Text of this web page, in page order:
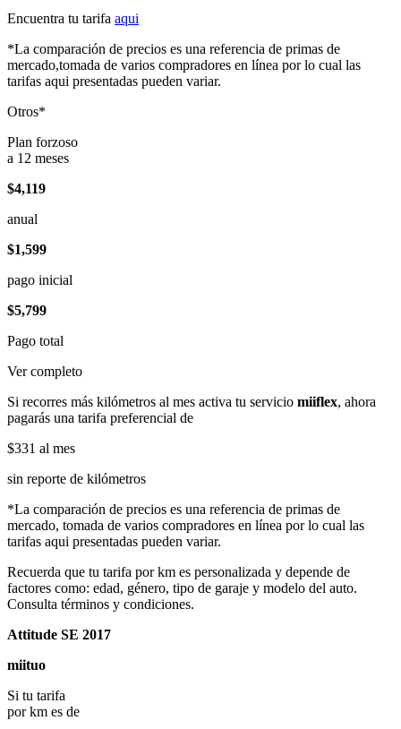
Encuentra tu tarifa aqui
*La comparación de precios es una referencia de primas de
mercado,tomada de varios compradores en línea por lo cual las
tarifas aqui presentadas pueden variar.
Otros*
Plan forzoso
a 12 meses
$4,119
anual
$1,599
pago inicial
$5,799
Pago total
Ver completo
Si recorres más kilómetros al mes activa tu servicio miiflex, ahora
pagarás una tarifa preferencial de
$331 al mes
sin reporte de kilómetros
*La comparación de precios es una referencia de primas de
mercado, tomada de varios compradores en línea por lo cual las
tarifas aqui presentadas pueden variar.
Recuerda que tu tarifa por km es personalizada y depende de
factores como: edad, género, tipo de garaje y modelo del auto.
Consulta términos y condiciones.
Attitude SE 2017
miituo
Si tu tarifa
por km es de